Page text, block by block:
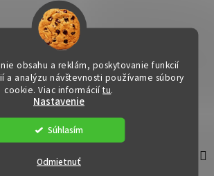
obsahu a reklám, poskytovanie funkcií
a analýzu návštevnosti používame súbory
cookie. Viac informáciítu.
Nastavenie
Odmietnuť
Súhlasím